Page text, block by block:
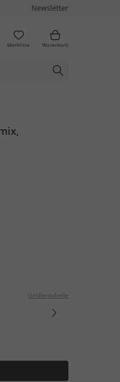
Newsletter
Merkliste Warenkorb
Größentabelle